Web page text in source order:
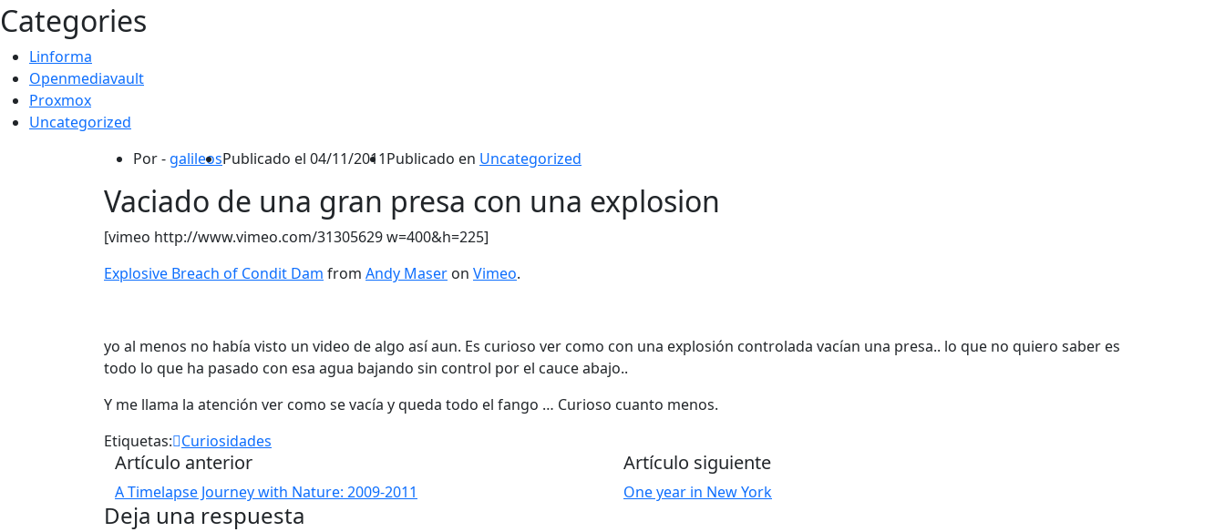
Categories
Linforma
Openmediavault
Proxmox
Uncategorized
Por - galileosPublicado el 04/11/2011Publicado en Uncategorized
Vaciado de una gran presa con una explosion
[vimeo http://www.vimeo.com/31305629 w=400&h=225]
Explosive Breach of Condit Dam from Andy Maser on Vimeo.
yo al menos no había visto un video de algo así aun. Es curioso ver como con una explosión controlada vacían una presa.. lo que no quiero saber es
todo lo que ha pasado con esa agua bajando sin control por el cauce abajo..
Y me llama la atención ver como se vacía y queda todo el fango … Curioso cuanto menos.
Etiquetas: Curiosidades
Artículo anterior
A Timelapse Journey with Nature: 2009-2011
Artículo siguiente
One year in New York
Deja una respuesta